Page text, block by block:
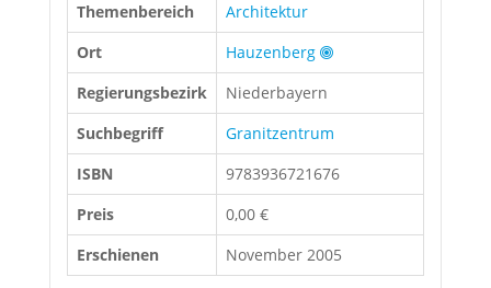
Themenbereich
Architektur
Ort
Hauzenberg
Regierungsbezirk
Niederbayern
Suchbegriff
Granitzentrum
ISBN
9783936721676
Preis
0,00 €
Erschienen
November 2005